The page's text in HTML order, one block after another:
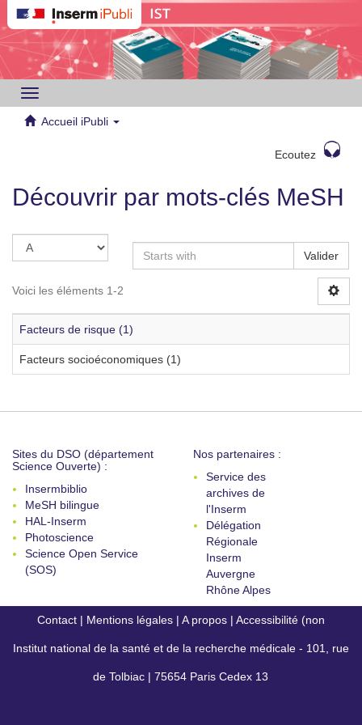
Toggle
navigation
Accueil iPubli
Ecoutez
Découvrir par mots-clés MeSH
Valider
Voici les éléments 1-2
Facteurs de risque (1)
Facteurs socioéconomiques (1)
Sites du DSO (département
Science Ouverte) :
Insermbiblio
MeSH bilingue
HAL-Inserm
Photoscience
Science Open Service
(SOS)
Nos partenaires :
Service des
archives de
l'Inserm
Délégation
Régionale
Inserm
Auvergne
Rhône Alpes
Contact | Mentions légales | A propos | Accessibilité (non
conforme)
Institut national de la santé et de la recherche médicale - 101, rue
de Tolbiac | 75654 Paris Cedex 13